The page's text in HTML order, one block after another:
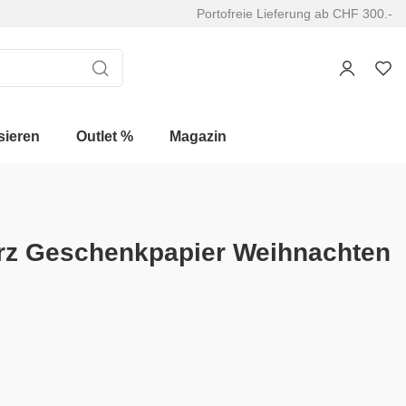
Portofreie Lieferung ab CHF 300.-
Outlet % Magazin
Geschenkpapier Weihnachten